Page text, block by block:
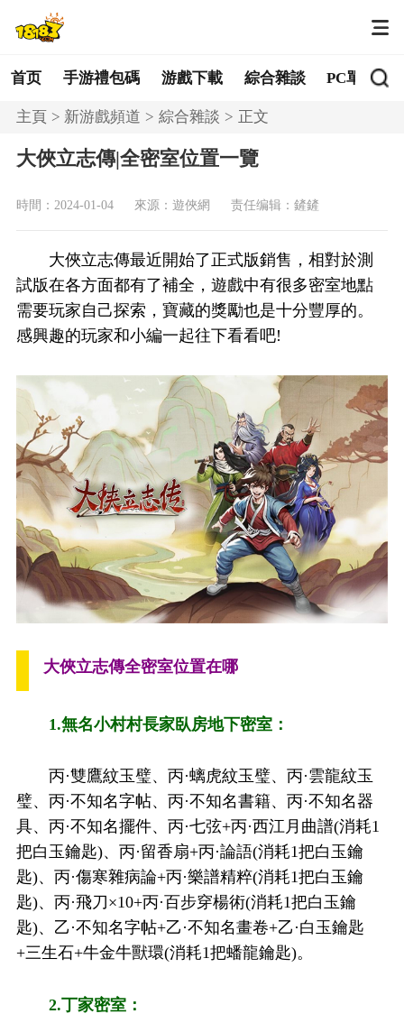
首页 手游禮包碼 游戲下載 綜合雜談 PC單機
主頁 新游戲頻道 綜合雜談 正文
大俠立志傳|全密室位置一覽
時間：2024-01-04 來源：遊俠網 责任编辑：鏟鏟
大俠立志傳最近開始了正式版銷售，相對於測
試版在各方面都有了補全，遊戲中有很多密室地點
需要玩家自己探索，寶藏的獎勵也是十分豐厚的。
感興趣的玩家和小編一起往下看看吧!
大俠立志傳全密室位置在哪
1.無名小村村長家臥房地下密室：
丙·雙鷹紋玉璧、丙·螭虎紋玉璧、丙·雲龍紋玉
璧、丙·不知名字帖、丙·不知名書籍、丙·不知名器
具、丙·不知名擺件、丙·七弦+丙·西江月曲譜(消耗1
把白玉鑰匙)、丙·留香扇+丙·論語(消耗1把白玉鑰
匙)、丙·傷寒雜病論+丙·樂譜精粹(消耗1把白玉鑰
匙)、丙·飛刀×10+丙·百步穿楊術(消耗1把白玉鑰
匙)、乙·不知名字帖+乙·不知名畫卷+乙·白玉鑰匙
+三生石+牛金牛獸環(消耗1把蟠龍鑰匙)。
2.丁家密室：